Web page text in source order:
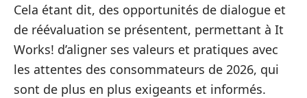
Cela étant dit, des opportunités de dialogue et
de réévaluation se présentent, permettant à It
Works! d’aligner ses valeurs et pratiques avec
les attentes des consommateurs de 2026, qui
sont de plus en plus exigeants et informés.